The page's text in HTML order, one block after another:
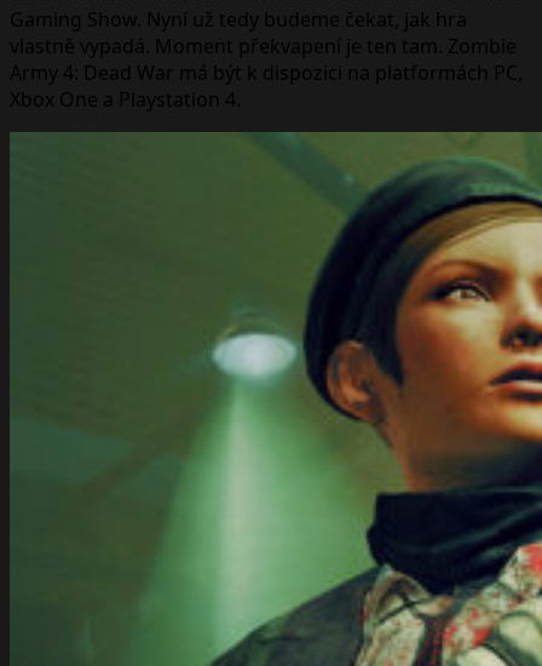
Gaming Show. Nyní už tedy budeme čekat, jak hra
vlastně vypadá. Moment překvapení je ten tam. Zombie
Army 4: Dead War má být k dispozici na platformách PC,
Xbox One a Playstation 4.